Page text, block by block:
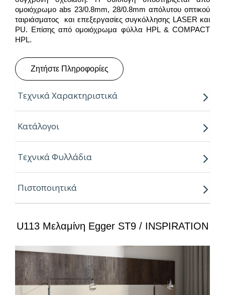
ομοιόχρωμο abs 23/0.8mm, 28/0.8mm απόλυτου οπτικού
ταιριάσματος και επεξεργασίες συγκόλλησης LASER και
PU. Επίσης από ομοιόχρωμα φύλλα HPL & COMPACT
HPL.
Ζητήστε Πληροφορίες
Τεχνικά Χαρακτηριστικά
Παραγόμενο μήκος:
Παραγόμενο πλάτος:2.07m
Πάχος: 8,16,18,25mm
Ιδιότητες:
– Εξαιρετική επιφάνεια, αναβαθμισμένες φινιτούρες
– Ανθεκτικότητα στη θερμότητα και τον ατμό
– Υψηλές αντοχές στη καθημερινή φθορά από τριβή,
Κατάλογοι
Τεχνικά Φυλλάδια
Πιστοποιητικά
U113 Μελαμίνη Egger ST9 / INSPIRATION